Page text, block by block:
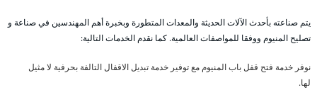
يتم صناعته بأحدث الآلات الحديثة والمعدات المتطورة وبخبرة أهم المهندسين في صناعة و
تصليح المنيوم ووفقا للمواصفات العالمية. كما نقدم الخدمات التالية:
نوفر خدمة فتح قفل باب المنيوم مع توفير خدمة تبديل الاقفال التالفة بحرفية لا مثيل
لها.